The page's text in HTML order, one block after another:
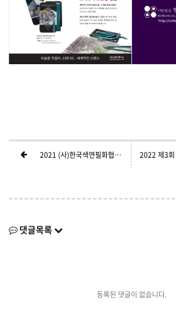
2021 (사)한국색연필화협회 색연필화 공모대전 수상작 전시도록
댓글목록
등록된 댓글이 없습니다.